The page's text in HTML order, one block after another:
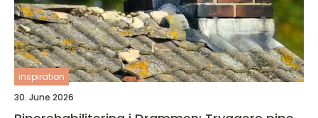
inspiration
30. June 2026